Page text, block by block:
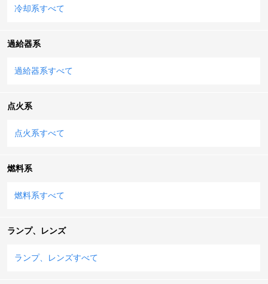
冷却系すべて
過給器系
過給器系すべて
点火系
点火系すべて
燃料系
燃料系すべて
ランプ、レンズ
ランプ、レンズすべて